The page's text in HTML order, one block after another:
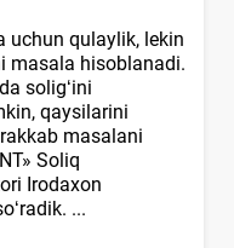
qulaylik, lekin
masala hisoblanadi.
soligʻini
qaysilarini
masalani
Soliq
Irodaхon
...